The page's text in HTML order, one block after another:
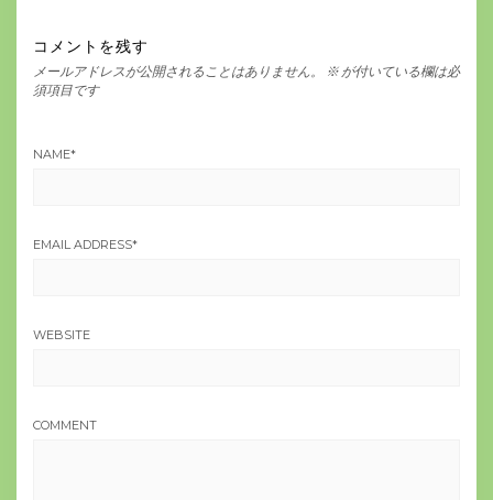
コメントを残す
メールアドレスが公開されることはありません。 ※ が付いている欄は必
須項目です
NAME*
EMAIL ADDRESS*
WEBSITE
COMMENT